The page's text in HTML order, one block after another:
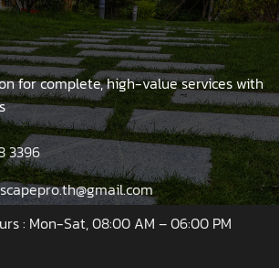
for complete, high-value services with
3396
: Mon-Sat, 08:00 AM – 06:00 PM